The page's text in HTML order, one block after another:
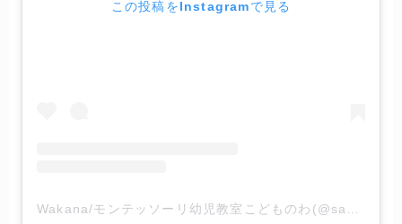
この投稿をInstagramで見る